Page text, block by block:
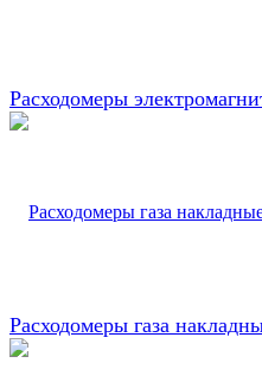
Расходомеры
Расходомеры газа